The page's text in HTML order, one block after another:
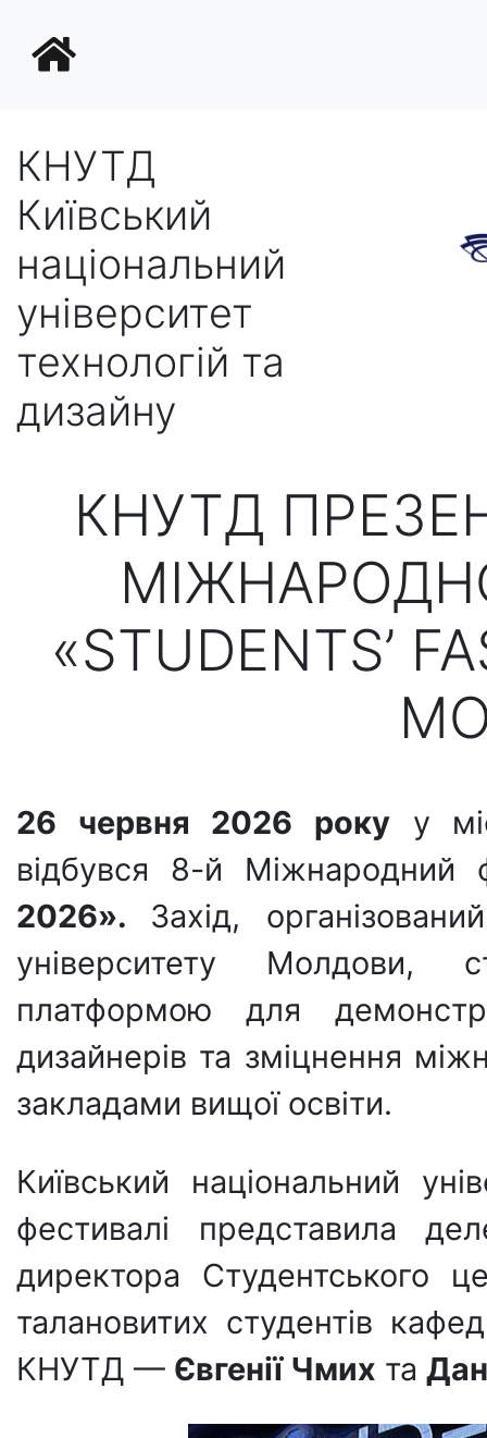
КНУТД
Київський
національний
університет
технологій та
дизайну
КНУТД
«STUDENTS’
26 червня 2026 рокуу
відбувся 8-й Міжнародний
2026». Захід,
університету Молдови,
платформою для
дизайнерів та зміцнення
закладами вищої освіти.
Київський національний
фестивалі представила
директора Студентського
талановитих студентів
КНУТД — Євгенії Чмих та